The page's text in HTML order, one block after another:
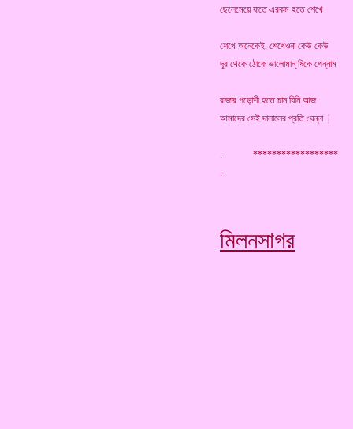
ছেলেমেয়ে যাতে এরকম হতে শেখে
শেখে অনেকেই, শেখেওনা কেউ-কেউ
দূর থেকে ঠোকে ভালোমান্ ষিকে পেন্নাম
রাজার পড়োশী হতে চান যিনি আজ
আমাদের সেই দালালের প্রতি ঘেন্না |
. ******************
মিলনসাগর